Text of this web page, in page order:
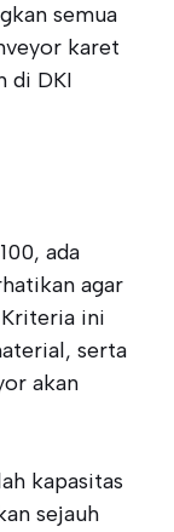
semua
karet
di DKI
ada
agar
ini
serta
akan
kapasitas
sejauh